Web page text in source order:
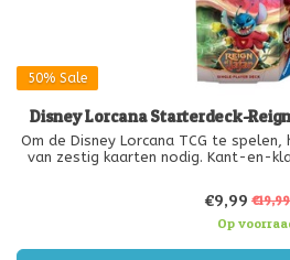
50% Sale
Disney Lorcana Starterdeck-
Om de Disney Lorcana TCG te
van zestig kaarten nodig. Kant-en-
er
€9,99 €19,99
Op